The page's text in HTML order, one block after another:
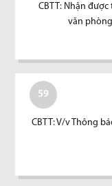
CBTT: Nhận
văn phòng
59
CBTT: V/v Thông